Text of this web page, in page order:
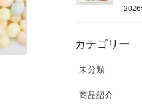
2026
カテゴリー
未分類
商品紹介